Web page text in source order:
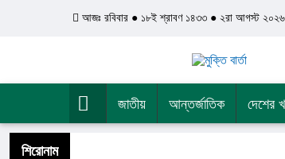
আজঃ রবিবার ● ১৮ই শ্রাবণ ১৪৩৩ ● ২রা আগস্ট
জাতীয় আন্তর্জাতিক দেশের
শিরোনাম